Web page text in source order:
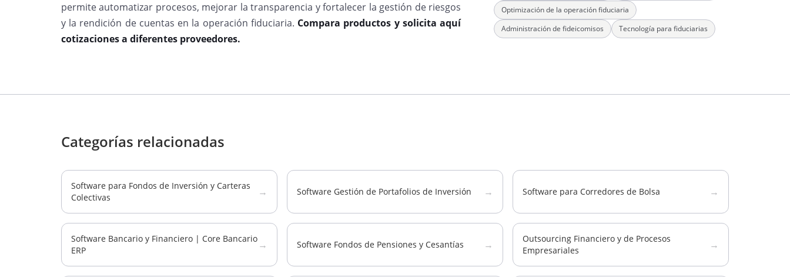
permite automatizar procesos, mejorar la transparencia y fortalecer la gestión de riesgos
y la rendición de cuentas en la operación fiduciaria. Compara productos y solicita aquí
cotizaciones a diferentes proveedores.
Optimización de la operación fiduciaria
Administración de fideicomisos
Tecnología para fiduciarias
Categorías relacionadas
Software para Fondos de Inversión y Carteras
Colectivas
→ Software Gestión de Portafolios de Inversión → Software para Corredores de Bolsa →
Software Bancario y Financiero | Core Bancario
ERP
→ Software Fondos de Pensiones y Cesantías →
Outsourcing Financiero y de Procesos
Empresariales
→